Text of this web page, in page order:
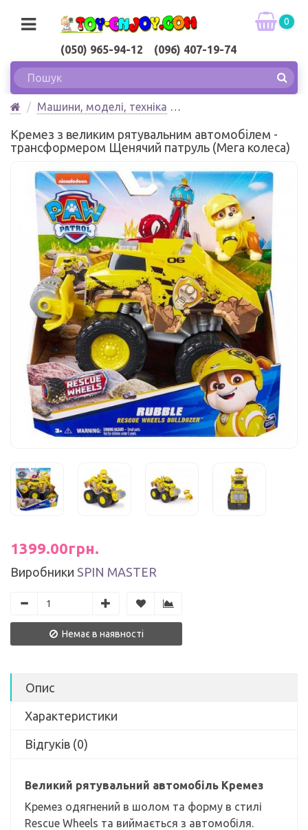
(050) 965-94-12 (096) 407-19-74
0
Машини, моделі, техніка
трансформером Щенячий патруль (серія Мега колеса)
Spin Master
Кремез з великим рятувальним автомобілем -
трансформером Щенячий патруль (Мега колеса)
1399.00грн.
Виробники SPIN MASTER
Немає в наявності
Опис
Характеристики
Відгуків (0)
Великий рятувальний автомобіль Кремез
Кремез одягнений в шолом та форму в стилі
Rescue Wheels та виймається з автомобіля.